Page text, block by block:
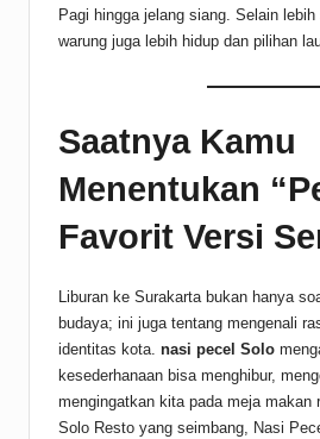
Pagi hingga jelang siang. Selain
warung juga lebih hidup dan pilihan
Saatnya Kamu
Menentukan
Favorit Versi
Liburan ke Surakarta bukan hanya
budaya; ini juga tentang mengenali
identitas kota. nasi pecel Solo
kesederhanaan bisa menghibur,
mengingatkan kita pada meja makan
Solo Resto yang seimbang, Nasi